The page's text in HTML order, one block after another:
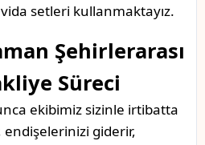
setleri kullanmaktayız.
Şehirlerarası
Süreci
ekibimiz sizinle irtibatta
giderir,